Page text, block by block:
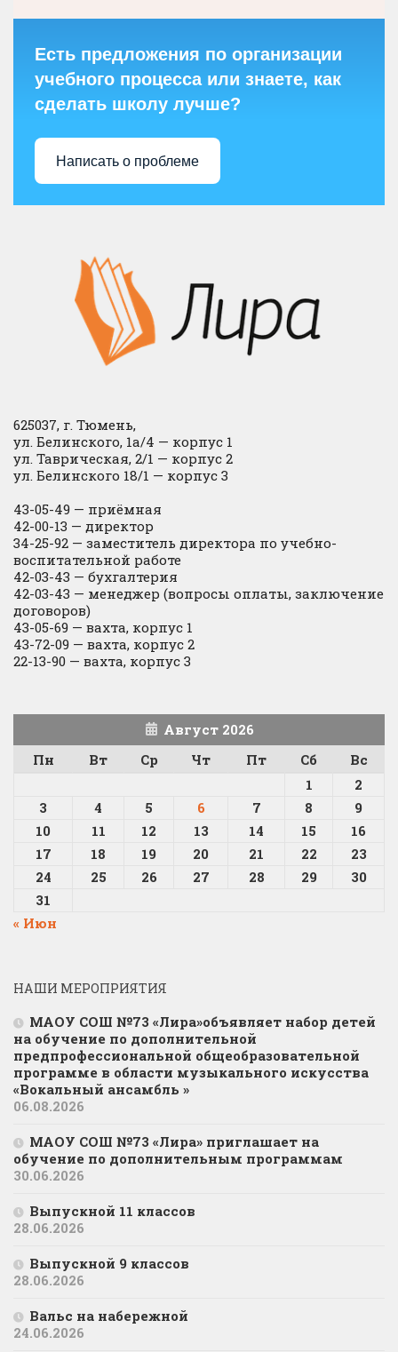
Есть предложения по организации
учебного процесса или знаете, как
сделать школу лучше?
Написать о проблеме
625037, г. Тюмень,
ул. Белинского, 1а/4 — корпус 1
ул. Таврическая, 2/1 — корпус 2
ул. Белинского 18/1 — корпус 3
43-05-49 — приёмная
42-00-13 — директор
34-25-92 — заместитель директора по учебно-
воспитательной работе
42-03-43 — бухгалтерия
42-03-43 — менеджер (вопросы оплаты, заключение
договоров)
43-05-69 — вахта, корпус 1
43-72-09 — вахта, корпус 2
22-13-90 — вахта, корпус 3
Август 2026
Пн
Вт Ср Чт Пт Сб
Вс
1
2
3
4 5 6 7 8
9
10
11 12 13 14 15
16
17
18 19 20 21 22
23
24
25 26 27 28 29
30
31
« Июн
НАШИ МЕРОПРИЯТИЯ
МАОУ СОШ №73 «Лира»объявляет набор детей
на обучение по дополнительной
предпрофессиональной общеобразовательной
программе в области музыкального искусства
«Вокальный ансамбль »
06.08.2026
МАОУ СОШ №73 «Лира» приглашает на
обучение по дополнительным программам
30.06.2026
Выпускной 11 классов
28.06.2026
Выпускной 9 классов
28.06.2026
Вальс на набережной
24.06.2026